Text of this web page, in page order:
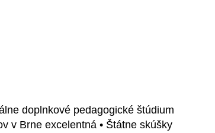
doplnkové pedagogické štúdium
v Brne excelentná • Štátne skúšky